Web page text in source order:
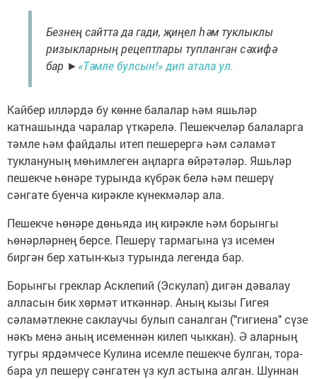
Безнең сайтта да гади, җиңел һәм туклыклы
ризыкларның рецептлары тупланган сәхифә
бар ►«Тәмле булсын!» дип атала ул.
Кайбер илләрдә бу көнне балалар һәм яшьләр
катнашында чаралар үткәрелә. Пешекчеләр балаларга
тәмле һәм файдалы итеп пешерергә һәм сәламәт
туклануның мөһимлеген аңларга өйрәтәләр. Яшьләр
пешекче һөнәре турында күбрәк белә һәм пешерү
сәнгате буенча кирәкле күнекмәләр ала.
Пешекче һөнәре дөньяда иң кирәкле һәм борынгы
һөнәрләрнең берсе. Пешерү тармагына үз исемен
биргән бер хатын-кыз турында легенда бар.
Борынгы греклар Асклепий (Эскулап) дигән дәвалау
алласын бик хөрмәт иткәннәр. Аның кызы Гигея
сәламәтлекне саклаучы булып саналган ("гигиена" сүзе
нәкъ менә аның исеменнән килеп чыккан). Ә аларның
тугры ярдәмчесе Кулина исемле пешекче булган, тора-
бара ул пешерү сәнгатен үз кул астына алган. Шуннан